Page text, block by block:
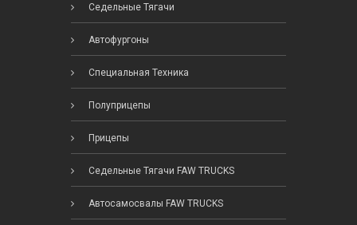
Седельные Тягачи
Автофургоны
Специальная Техника
Полуприцепы
Прицепы
Седельные Тягачи FAW TRUCKS
Автосамосвалы FAW TRUCKS